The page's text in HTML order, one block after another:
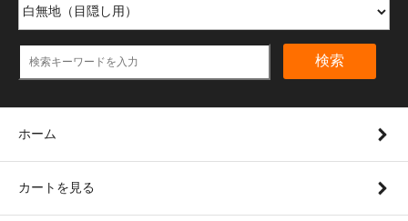
検索
ホーム
カートを見る